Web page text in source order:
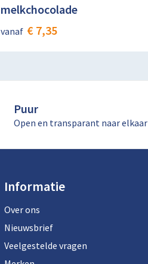
melkchocolade
vanaf € 7,35
Puur
Open en transparant naar elkaar
Informatie
Over ons
Nieuwsbrief
Veelgestelde vragen